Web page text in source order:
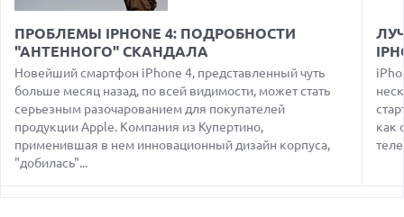
КОМПЕНСИРУЕТ СПАД ИГРОВОГО СЕГМЕНТА
05.08.2026
NOTHING ПРЕДСТАВИЛА НАУШНИКИ CMF CLIP PRO С
ПОДДЕРЖКОЙ LDAC И ЗАЩИТОЙ ОТ ВЛАГИ
05.08.2026
WISPR FLOW ПРЕДСТАВИЛА ИНСТРУМЕНТ ДЛЯ ЗАПИСИ
ЗАМЕТОК С СОВЕЩАНИЙ В СТИЛЕ GRANOLA
ПРОБЛЕМЫ IPHONE 4: ПОДРОБНОСТИ
"АНТЕННОГО" СКАНДАЛА
Новейший смартфон iPhone 4, представленный чуть
больше месяц назад, по всей видимости, может стать
серьезным разочарованием для покупателей
продукции Apple. Компания из Купертино,
применившая в нем инновационный дизайн корпуса,
"добилась"...
как